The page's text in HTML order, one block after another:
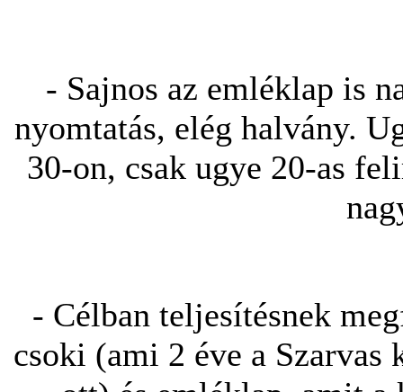
- Sajnos az emléklap is
nyomtatás, elég halvány.
30-on, csak ugye 20-as
- Célban teljesítésnek
csoki (ami 2 éve a